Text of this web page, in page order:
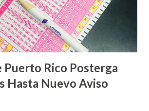
Puerto Rico Posterga
Hasta Nuevo Aviso